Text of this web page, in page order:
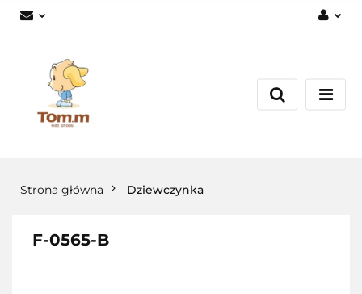
Załóż konto
Dodaj zgłoszenie
Strona główna Dziewczynka
F-0565-B